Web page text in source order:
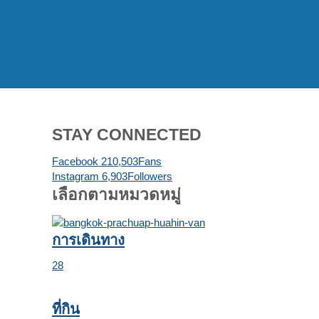
STAY CONNECTED
Facebook 210,503Fans
Instagram 6,903Followers
เลือกตามหมวดหมู่
การเดินทาง
28
ที่กิน